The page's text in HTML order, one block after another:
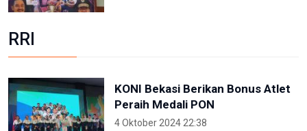
RRI
KONI Bekasi Berikan Bonus Atlet
Peraih Medali PON
4 Oktober 2024 22:38